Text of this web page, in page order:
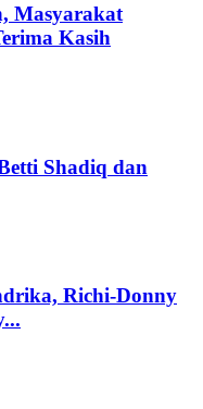
Masyarakat
Kasih
Shadiq dan
Richi-Donny